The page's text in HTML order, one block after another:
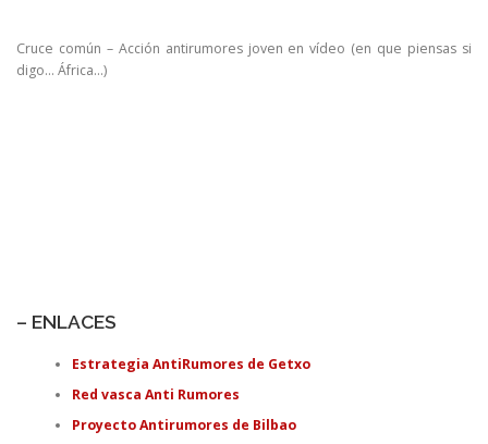
Cruce común – Acción antirumores joven en vídeo (en que piensas si
digo… África…)
– ENLACES
Estrategia AntiRumores de Getxo
Red vasca Anti Rumores
Proyecto Antirumores de Bilbao